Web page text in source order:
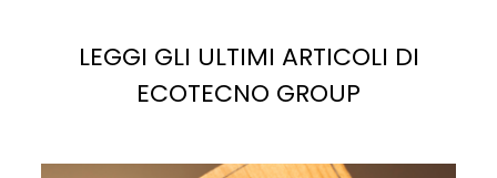
LEGGI GLI ULTIMI ARTICOLI DI
ECOTECNO GROUP